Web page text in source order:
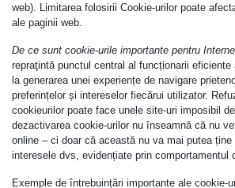
web). Limitarea folosirii Cookie-urilor poate
ale paginii web.
De ce sunt cookie-urile importante pentru
repraţintă punctul central al funcționarii eficiente
la generarea unei experiențe de navigare
preferințelor și intereselor fiecărui utilizator.
cookieurilor poate face unele site-uri imposibil
dezactivarea cookie-urilor nu înseamnă că nu
online – ci doar că această nu va mai putea
interesele dvs, evidențiate prin comportamentul
Exemple de întrebuințări importante ale cookie-